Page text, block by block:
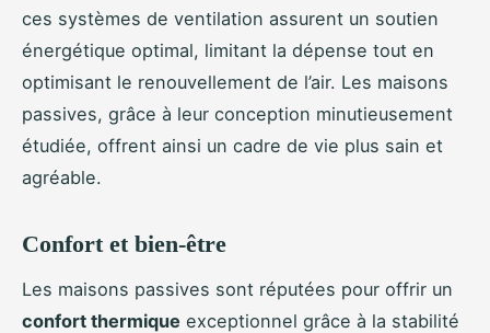
ces systèmes de ventilation assurent un soutien
énergétique optimal, limitant la dépense tout en
optimisant le renouvellement de l’air. Les maisons
passives, grâce à leur conception minutieusement
étudiée, offrent ainsi un cadre de vie plus sain et
agréable.
Confort et bien-être
Les maisons passives sont réputées pour offrir un
confort thermique exceptionnel grâce à la stabilité